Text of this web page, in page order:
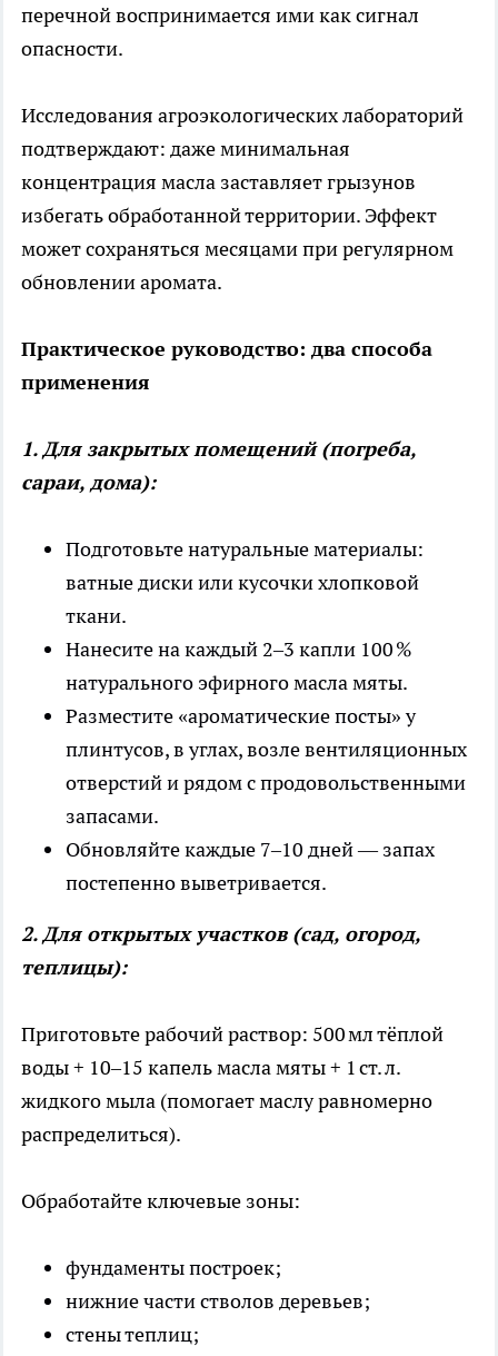
перечной воспринимается ими как сигнал
опасности.
Исследования агроэкологических лабораторий
подтверждают: даже минимальная
концентрация масла заставляет грызунов
избегать обработанной территории. Эффект
может сохраняться месяцами при регулярном
обновлении аромата.
Практическое руководство: два способа
применения
1. Для закрытых помещений (погреба,
сараи, дома):
Подготовьте натуральные материалы:
ватные диски или кусочки хлопковой
ткани.
Нанесите на каждый 2–3 капли 100 %
натурального эфирного масла мяты.
Разместите «ароматические посты» у
плинтусов, в углах, возле вентиляционных
отверстий и рядом с продовольственными
запасами.
Обновляйте каждые 7–10 дней — запах
постепенно выветривается.
2. Для открытых участков (сад, огород,
теплицы):
Приготовьте рабочий раствор: 500 мл тёплой
воды + 10–15 капель масла мяты + 1 ст. л.
жидкого мыла (помогает маслу равномерно
распределиться).
Обработайте ключевые зоны:
фундаменты построек;
нижние части стволов деревьев;
стены теплиц;